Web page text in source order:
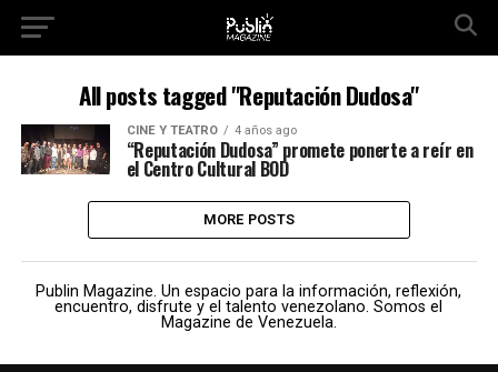
All posts tagged "Reputación Dudosa"
CINE Y TEATRO 4 años ago
“Reputación Dudosa” promete ponerte a reír en
el Centro Cultural BOD
MORE POSTS
Publin Magazine. Un espacio para la información, reflexión,
encuentro, disfrute y el talento venezolano. Somos el
Magazine de Venezuela.